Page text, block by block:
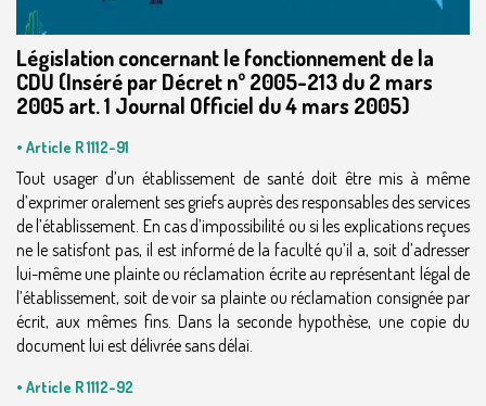
Législation concernant le fonctionnement de la
CDU (Inséré par Décret nº 2005-213 du 2 mars
2005 art. 1 Journal Officiel du 4 mars 2005)
• Article R 1112-91
Tout usager d’un établissement de santé doit être mis à même
d’exprimer oralement ses griefs auprès des responsables des services
de l’établissement. En cas d’impossibilité ou si les explications reçues
ne le satisfont pas, il est informé de la faculté qu’il a, soit d’adresser
lui-même une plainte ou réclamation écrite au représentant légal de
l’établissement, soit de voir sa plainte ou réclamation consignée par
écrit, aux mêmes fins. Dans la seconde hypothèse, une copie du
document lui est délivrée sans délai.
• Article R 1112-92